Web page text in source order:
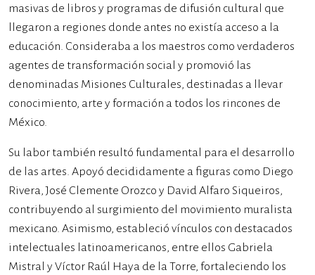
masivas de libros y programas de difusión cultural que
llegaron a regiones donde antes no existía acceso a la
educación. Consideraba a los maestros como verdaderos
agentes de transformación social y promovió las
denominadas Misiones Culturales, destinadas a llevar
conocimiento, arte y formación a todos los rincones de
México.
Su labor también resultó fundamental para el desarrollo
de las artes. Apoyó decididamente a figuras como Diego
Rivera, José Clemente Orozco y David Alfaro Siqueiros,
contribuyendo al surgimiento del movimiento muralista
mexicano. Asimismo, estableció vínculos con destacados
intelectuales latinoamericanos, entre ellos Gabriela
Mistral y Víctor Raúl Haya de la Torre, fortaleciendo los